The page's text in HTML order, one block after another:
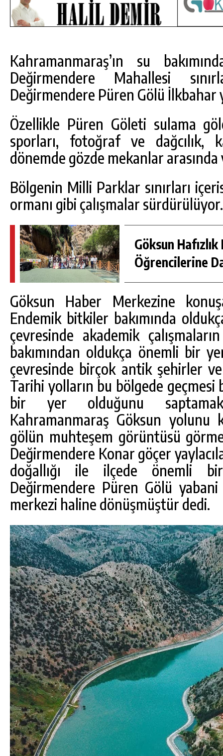
Kahramanmaraş’ın su
Değirmendere Mahallesi
Değirmendere Püren Gölü İlkbahar
Özellikle Püren Göleti sulama
sporları, fotoğraf ve dağcılık,
dönemde gözde mekanlar arasında
Bölgenin Milli Parklar sınırları
ormanı gibi çalışmalar sürdürülüyor.
Göksun Hafızlık
Öğrencilerine
Göksun Haber Merkezine
Endemik bitkiler bakımında
çevresinde akademik
bakımından oldukça önemli bir
çevresinde birçok antik şehirler ve
Tarihi yolların bu bölgede
bir yer olduğunu
Kahramanmaraş Göksun
gölün muhteşem görüntüsü
Değirmendere Konar göçer
doğallığı ile ilçede önemli
Değirmendere Püren Gölü
merkezi haline dönüşmüştür dedi.
BÜYÜKŞEHIR’DEN PAZARCIK KIRSALINA
MODERN ULAŞIM YATIRIMI.